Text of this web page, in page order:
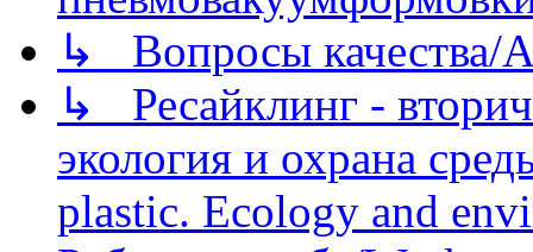
↳ Вопросы качества/
↳ Ресайклинг -
экология и охрана
plastic. Ecology and